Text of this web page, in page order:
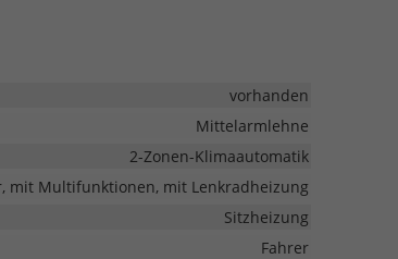
vorhanden
Mittelarmlehne
2-Zonen-Klimaautomatik
mit Multifunktionen, mit Lenkradheizung
Sitzheizung
Fahrer